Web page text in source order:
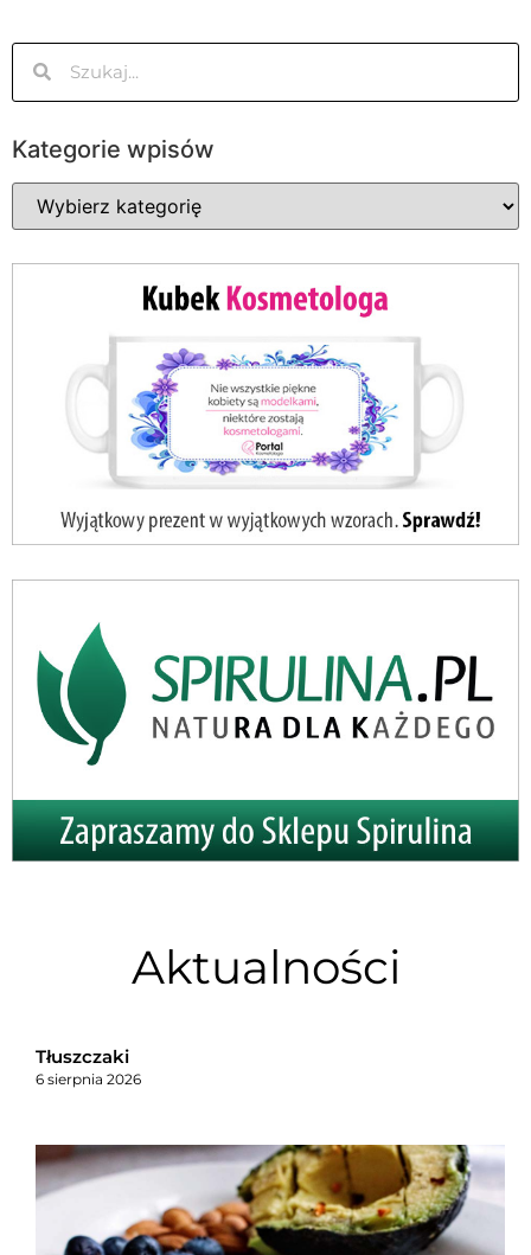
Kategorie wpisów
Aktualności
Tłuszczaki
6 sierpnia 2026